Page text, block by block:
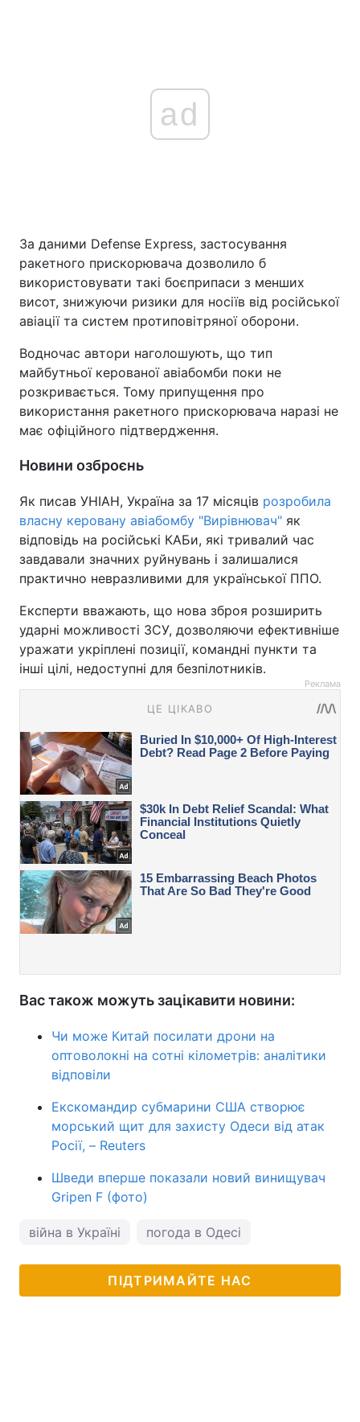
ad
За даними Defense Express, застосування
ракетного прискорювача дозволило б
використовувати такі боєприпаси з менших
висот, знижуючи ризики для носіїв від російської
авіації та систем протиповітряної оборони.
Водночас автори наголошують, що тип
майбутньої керованої авіабомби поки не
розкривається. Тому припущення про
використання ракетного прискорювача наразі не
має офіційного підтвердження.
Новини озброєнь
Як писав УНІАН, Україна за 17 місяців розробила
власну керовану авіабомбу "Вирівнювач" як
відповідь на російські КАБи, які тривалий час
завдавали значних руйнувань і залишалися
практично невразливими для української ППО.
Експерти вважають, що нова зброя розширить
ударні можливості ЗСУ, дозволяючи ефективніше
уражати укріплені позиції, командні пункти та
інші цілі, недоступні для безпілотників.
Реклама
Вас також можуть зацікавити новини:
Чи може Китай посилати дрони на
оптоволокні на сотні кілометрів: аналітики
відповіли
Екскомандир субмарини США створює
морський щит для захисту Одеси від атак
Росії, – Reuters
Шведи вперше показали новий винищувач
Gripen F (фото)
війна в Україні погода в Одесі
ПІДТРИМАЙТЕ НАС